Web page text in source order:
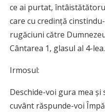
ce ai purtat,
care cu credinţă
rugăciuni către
Cântarea 1, glasul al 4-lea.
Irmosul:
Deschide-voi gura mea şi
cuvânt răspunde-voi